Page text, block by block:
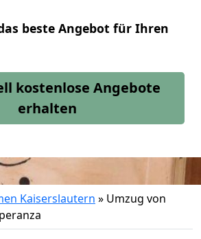
beste Angebot für Ihren
kostenlose Angebote
erhalten
Kaiserslautern » Umzug von